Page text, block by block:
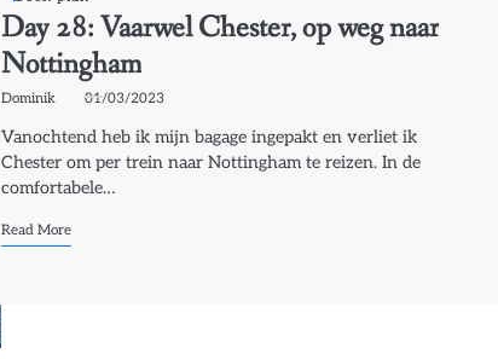
Day 28: Vaarwel Chester, op weg naar
Nottingham
Dominik 01/03/2023
Vanochtend heb ik mijn bagage ingepakt en verliet ik
Chester om per trein naar Nottingham te reizen. In de
comfortabele…
Read More